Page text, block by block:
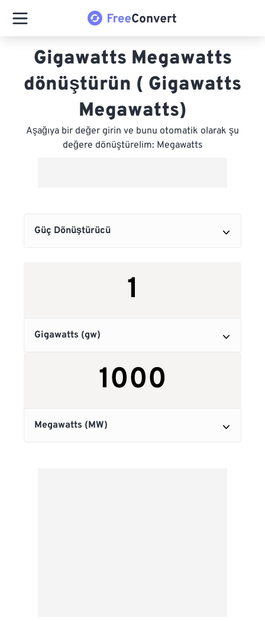
Gigawatts Megawatts
dönüştürün ( Gigawatts
Megawatts)
Aşağıya bir değer girin ve bunu otomatik olarak şu
değere dönüştürelim: Megawatts